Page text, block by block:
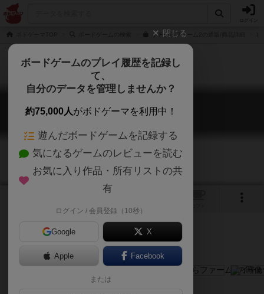
イチからファーム2の通販/商品詳細
イチからファーム2
Ichikara Farm 2
閉じる
ボードゲームのプレイ履歴を記録し
て、
自分のデータを管理しませんか？
約75,000人がボドゲーマを利用中！
遊んだボードゲームを記録する
気になるゲームのレビューを読む
お気に入り作品・所有リストの共
有
ログイン / 会員登録（10秒）
Google X
Apple Facebook
または